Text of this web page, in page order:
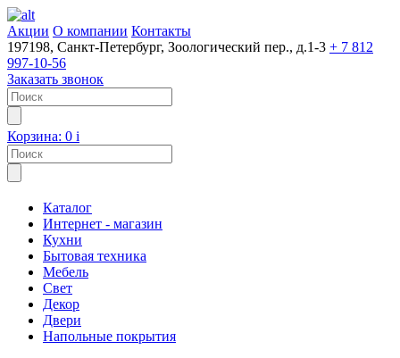
Акции О компании Контакты
197198, Санкт-Петербург, Зоологический пер., д.1-3 + 7 812
997-10-56
Заказать звонок
Корзина: 0 i
Каталог
Интернет - магазин
Кухни
Бытовая техника
Мебель
Свет
Декор
Двери
Напольные покрытия